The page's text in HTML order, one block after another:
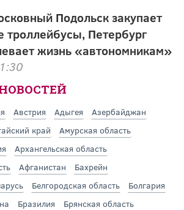
Подольск закупает
троллейбусы, Петербург
жизнь «автономникам»
Австрия Адыгея
Азербайджан
край
Амурская область
Архангельская область
Афганистан
Бахрейн
Белгородская область
Болгария
Бразилия
Брянская область